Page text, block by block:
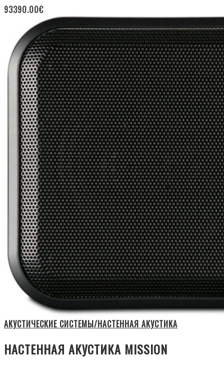
93390.00€
АКУСТИЧЕСКИЕ СИСТЕМЫ/НАСТЕННАЯ АКУСТИКА
НАСТЕННАЯ АКУСТИКА MISSION